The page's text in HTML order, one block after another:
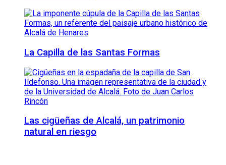
La Capilla de las Santas Formas
Las cigüeñas de Alcalá, un patrimonio
natural en riesgo